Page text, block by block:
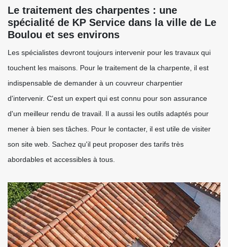
Le traitement des charpentes : une
spécialité de KP Service dans la ville de Le
Boulou et ses environs
Les spécialistes devront toujours intervenir pour les travaux qui
touchent les maisons. Pour le traitement de la charpente, il est
indispensable de demander à un couvreur charpentier
d'intervenir. C'est un expert qui est connu pour son assurance
d'un meilleur rendu de travail. Il a aussi les outils adaptés pour
mener à bien ses tâches. Pour le contacter, il est utile de visiter
son site web. Sachez qu'il peut proposer des tarifs très
abordables et accessibles à tous.